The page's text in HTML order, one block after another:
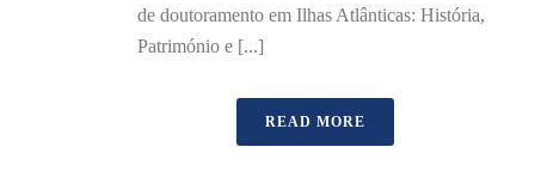
de doutoramento em Ilhas Atlânticas: História,
Património e [...]
READ MORE